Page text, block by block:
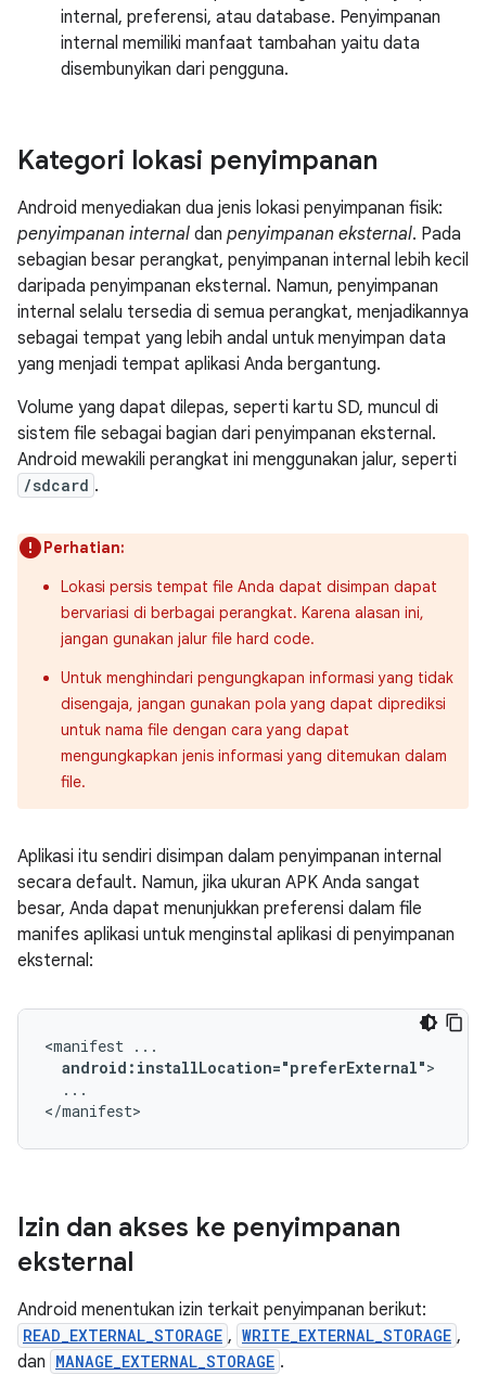
internal, preferensi, atau database. Penyimpanan
internal memiliki manfaat tambahan yaitu data
disembunyikan dari pengguna.
Kategori lokasi penyimpanan
Android menyediakan dua jenis lokasi penyimpanan fisik:
penyimpanan internal dan penyimpanan eksternal. Pada
sebagian besar perangkat, penyimpanan internal lebih kecil
daripada penyimpanan eksternal. Namun, penyimpanan
internal selalu tersedia di semua perangkat, menjadikannya
sebagai tempat yang lebih andal untuk menyimpan data
yang menjadi tempat aplikasi Anda bergantung.
Volume yang dapat dilepas, seperti kartu SD, muncul di
sistem file sebagai bagian dari penyimpanan eksternal.
Android mewakili perangkat ini menggunakan jalur, seperti
/sdcard .
Perhatian:
Lokasi persis tempat file Anda dapat disimpan dapat
bervariasi di berbagai perangkat. Karena alasan ini,
jangan gunakan jalur file hard code.
Untuk menghindari pengungkapan informasi yang tidak
disengaja, jangan gunakan pola yang dapat diprediksi
untuk nama file dengan cara yang dapat
mengungkapkan jenis informasi yang ditemukan dalam
file.
Aplikasi itu sendiri disimpan dalam penyimpanan internal
secara default. Namun, jika ukuran APK Anda sangat
besar, Anda dapat menunjukkan preferensi dalam file
manifes aplikasi untuk menginstal aplikasi di penyimpanan
eksternal:
<manifest
android:installLocation="preferExternal"
...
</manifest>
Izin dan akses ke penyimpanan
eksternal
Android menentukan izin terkait penyimpanan berikut:
READ_EXTERNAL_STORAGE , WRITE_EXTERNAL_STORAGE ,
dan MANAGE_EXTERNAL_STORAGE .